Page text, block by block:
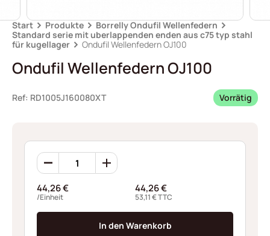
Start Produkte
Borrelly Ondufil Wellenfedern
Standard serie mit uberlappenden enden aus c75 typ stahl
für kugellager
Ondufil Wellenfedern OJ100
Ondufil Wellenfedern OJ100
Ref: RD1005J160080XT Vorrätig
Ondufil
Wellenfedern
Menge
44,26€
/Einheit
44,26€
53,11€TTC
In den Warenkorb